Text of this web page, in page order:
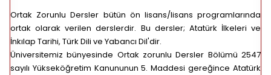
Ortak Zorunlu Dersler bütün ön lisans/lisans programlarında
ortak olarak verilen derslerdir. Bu dersler; Atatürk İlkeleri ve
İnkılap Tarihi, Türk Dili ve Yabancı Dil'dir.
Üniversitemiz bünyesinde Ortak zorunlu Dersler Bölümü 2547
sayılı Yükseköğretim Kanununun 5. Maddesi gereğince Atatürk